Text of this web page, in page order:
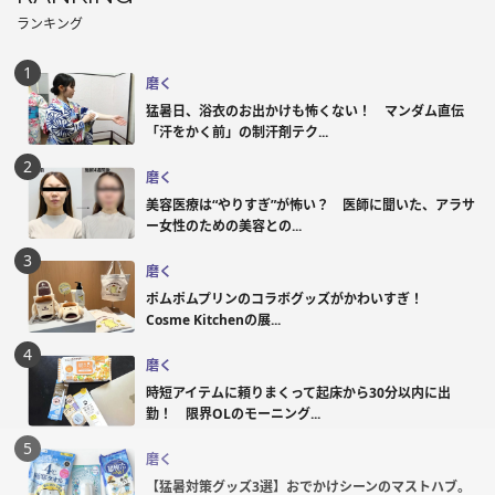
ランキング
磨く
猛暑日、浴衣のお出かけも怖くない！ マンダム直伝
「汗をかく前」の制汗剤テク...
磨く
美容医療は“やりすぎ”が怖い？ 医師に聞いた、アラサ
ー女性のための美容との...
磨く
ポムポムプリンのコラボグッズがかわいすぎ！
Cosme Kitchenの展...
磨く
時短アイテムに頼りまくって起床から30分以内に出
勤！ 限界OLのモーニング...
磨く
【猛暑対策グッズ3選】おでかけシーンのマストハブ。